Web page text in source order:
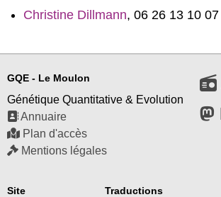
Christine Dillmann, 06 26 13 10 07
GQE - Le Moulon
Génétique Quantitative & Evolution
Annuaire
Plan d'accès
Mentions légales
Site Traductions